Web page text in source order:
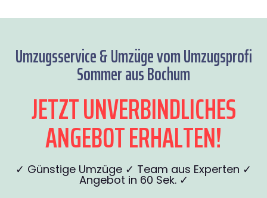
Umzugsservice & Umzüge vom Umzugsprofi
Sommer aus Bochum
JETZT UNVERBINDLICHES
ANGEBOT ERHALTEN!
✓ Günstige Umzüge ✓ Team aus Experten ✓
Angebot in 60 Sek. ✓